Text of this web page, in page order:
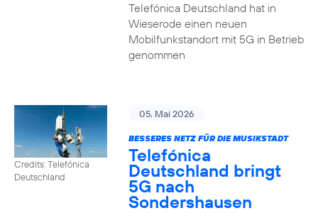
Telefónica Deutschland hat in
Wieserode einen neuen
Mobilfunkstandort mit 5G in Betrieb
genommen
Credits: Telefónica
Deutschland
05. Mai 2026
BESSERES NETZ FÜR DIE MUSIKSTADT
Telefónica
Deutschland bringt
5G nach
Sondershausen